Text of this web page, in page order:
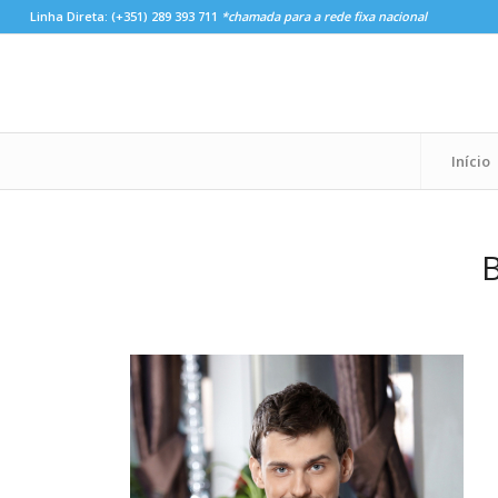
Linha Direta: (+351) 289 393 711 *chamada para a rede fixa nacional
Início